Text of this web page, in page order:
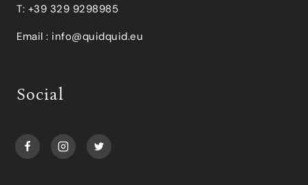
T: +39 329 9298985
Email : info@quidquid.eu
Social